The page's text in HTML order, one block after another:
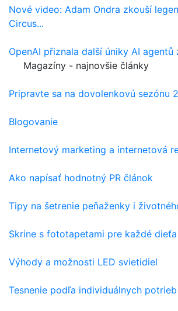
Nové video: Adam Ondra zkouší
Circus...
OpenAI přiznala další úniky AI agentů
Magazíny - najnovšie články
Pripravte sa na dovolenkovú sezónu
Blogovanie
Internetový marketing a internetová
Ako napísať hodnotný PR článok
Tipy na šetrenie peňaženky i
Skrine s fototapetami pre každé dieťa
Výhody a možnosti LED svietidiel
Tesnenie podľa individuálnych potrieb